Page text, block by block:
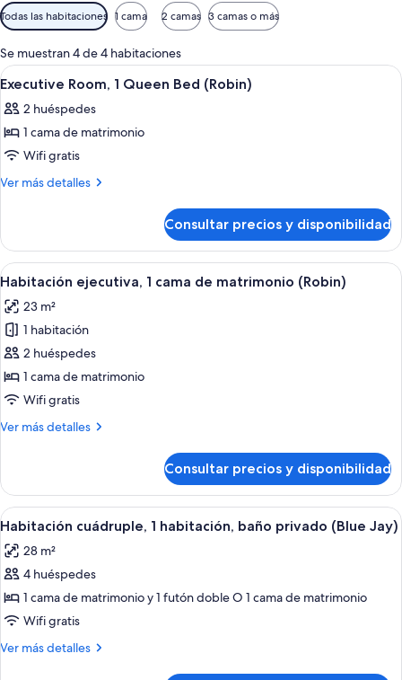
Filtros
disponibles
para
las
habitaciones
Todas las habitaciones 1 cama 2 camas 3 camas o más
Se muestran 4 de 4 habitaciones
Abrir
todas
las
fotos
de
Executive
Queen
Bed
(Robin)
Un pasillo con suelo de madera,
7
Executive Room, 1 Queen Bed (Robin)
2 huéspedes
1 cama de matrimonio
Wifi gratis
Ver más detalles
Más
Room,
Queen
(Robin)
Consultar precios y disponibilidad
Abrir
todas
las
fotos
de
Habitación
ejecutiva,
cama
(Robin)
Un dormitorio con una cama
9
Habitación ejecutiva, 1 cama de matrimonio (Robin)
23 m²
1 habitación
2 huéspedes
1 cama de matrimonio
Wifi gratis
Ver más detalles
Más
ejecutiva,
cama
matrimonio
(Robin)
Consultar precios y disponibilidad
Abrir
todas
las
fotos
de
Habitación
cuádruple,
Un dormitorio con cama, escritorio,
11
Habitación cuádruple, 1 habitación, baño privado (Blue Jay)
28 m²
4 huéspedes
1 cama de matrimonio y 1 futón doble O 1 cama de matrimonio
Wifi gratis
Ver más detalles
Más